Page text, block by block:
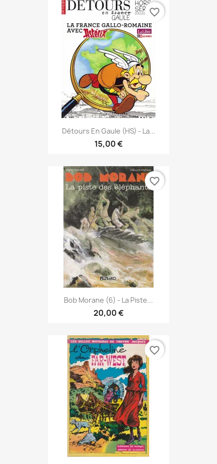
Détours En Gaule (HS) - La...
15,00 €
favorite_border
Bob Morane (6) - La Piste...
20,00 €
favorite_border
favorite_border